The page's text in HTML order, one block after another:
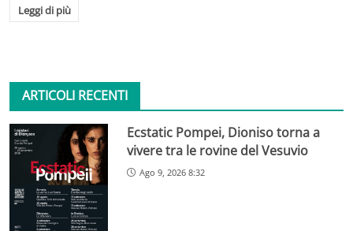
Leggi di più
ARTICOLI RECENTI
Ecstatic Pompei, Dioniso torna a
vivere tra le rovine del Vesuvio
Ago 9, 2026 8:32